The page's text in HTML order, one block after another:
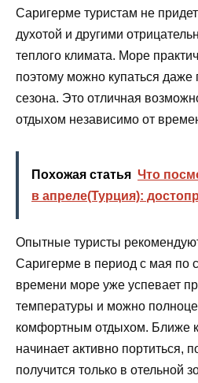
Саригерме туристам не
духотой и другими
теплого климата. Море
поэтому можно купаться даже
сезона. Это отличная
отдыхом независимо от
Похожая статья Что
в апреле(Турция):
Опытные туристы
Саригерме в период с мая по
времени море уже успевает
температуры и можно
комфортным отдыхом. Ближе
начинает активно портиться,
получится только в отельной